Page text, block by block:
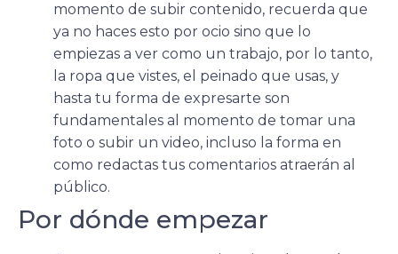
momento de subir contenido, recuerda que
ya no haces esto por ocio sino que lo
empiezas a ver como un trabajo, por lo tanto,
la ropa que vistes, el peinado que usas, y
hasta tu forma de expresarte son
fundamentales al momento de tomar una
foto o subir un video, incluso la forma en
como redactas tus comentarios atraerán al
público.
Por dónde empezar